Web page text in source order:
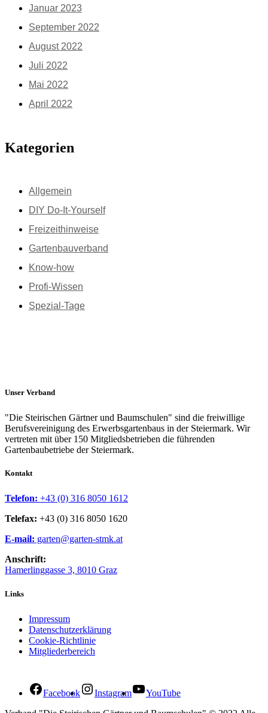
Januar 2023
September 2022
August 2022
Juli 2022
Mai 2022
April 2022
Kategorien
Allgemein
DIY Do-It-Yourself
Freizeithinweise
Gartenbauverband
Know-how
Profi-Wissen
Spezial-Tage
Unser Verband
"Die Steirischen Gärtner und Baumschulen" sind die freiwillige
Berufsvereinigung des Erwerbsgartenbaus in der Steiermark. Wir
vertreten mit über 150 Mitgliedsbetrieben die führenden
Gartenbaubetriebe der Steiermark.
Kontakt
Telefon: +43 (0) 316 8050 1612
Telefax: +43 (0) 316 8050 1620
E-mail: garten@garten-stmk.at
Anschrift:
Hamerlinggasse 3, 8010 Graz
Links
Impressum
Datenschutzerklärung
Cookie-Richtlinie
Mitgliederbereich
Facebook Instagram
YouTube